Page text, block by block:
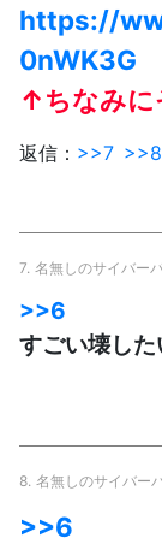
https://
0nWK3G
↑ちなみに
返信： >>7 >>8
7. 名無しのサイバー
>>6
すごい壊し
8. 名無しのサイバー
>>6